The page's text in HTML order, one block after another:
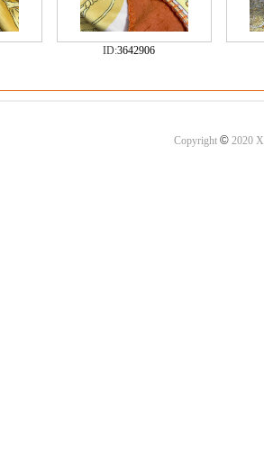
ID:3642906
Copyright ©2020